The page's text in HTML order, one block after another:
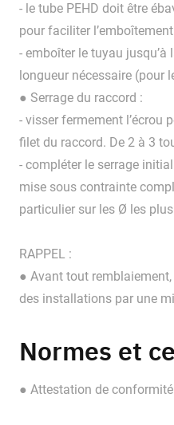
- le tube PEHD doit être
pour faciliter l’emboîtement
- emboîter le tuyau
longueur nécessaire (pour
● Serrage du raccord :
- visser fermement l’écrou
filet du raccord. De 2 à 3
- compléter le serrage
mise sous contrainte
particulier sur les Ø les
RAPPEL :
● Avant tout
des installations par une
Normes et
● Attestation de